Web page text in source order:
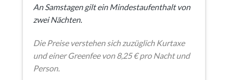
An Samstagen gilt ein Mindestaufenthalt von
zwei Nächten.
Die Preise verstehen sich zuzüglich Kurtaxe
und einer Greenfee von 8,25 € pro Nacht und
Person.